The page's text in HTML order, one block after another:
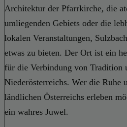
Architektur der Pfarrkirche, die
umliegenden Gebiets oder die
lokalen Veranstaltungen,
etwas zu bieten. Der Ort ist ein
für die Verbindung von Tradition
Niederösterreichs. Wer die Ruhe
ländlichen Österreichs erleben
ein wahres Juwel.